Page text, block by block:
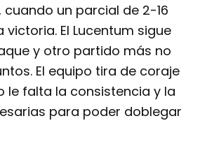
un parcial de 2-16
victoria. El Lucentum sigue
y otro partido más no
El equipo tira de coraje
le falta la consistencia y la
para poder doblegar